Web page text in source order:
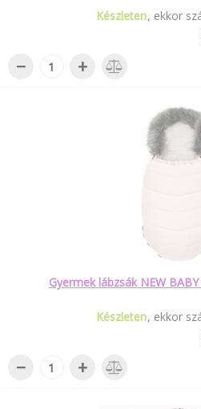
Készleten ekkor
− +
Gyermek lábzsák NEW
Készleten ekkor
− +